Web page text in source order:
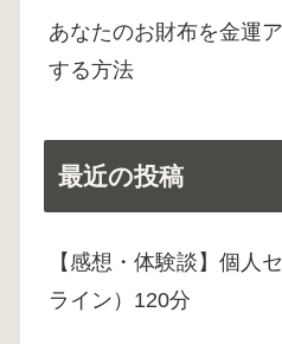
あなたのお財布を金運
する方法
最近の投稿
【感想・体験談】個人
ライン）120分